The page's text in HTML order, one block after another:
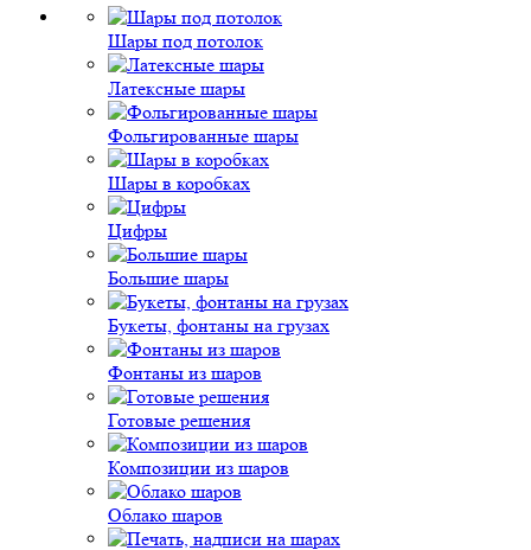
Шары под потолок
Латексные шары
Фольгированные шары
Шары в коробках
Цифры
Большие шары
Букеты, фонтаны на грузах
Фонтаны из шаров
Готовые решения
Композиции из шаров
Облако шаров